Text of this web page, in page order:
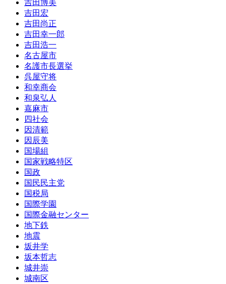
吉田博美
吉田宏
吉田尚正
吉田幸一郎
吉田浩一
名古屋市
名護市長選挙
呉屋守将
和幸商会
和泉弘人
嘉麻市
四社会
因清範
因辰美
国場組
国家戦略特区
国政
国民民主党
国税局
国際学園
国際金融センター
地下鉄
地震
坂井学
坂本哲志
城井崇
城南区